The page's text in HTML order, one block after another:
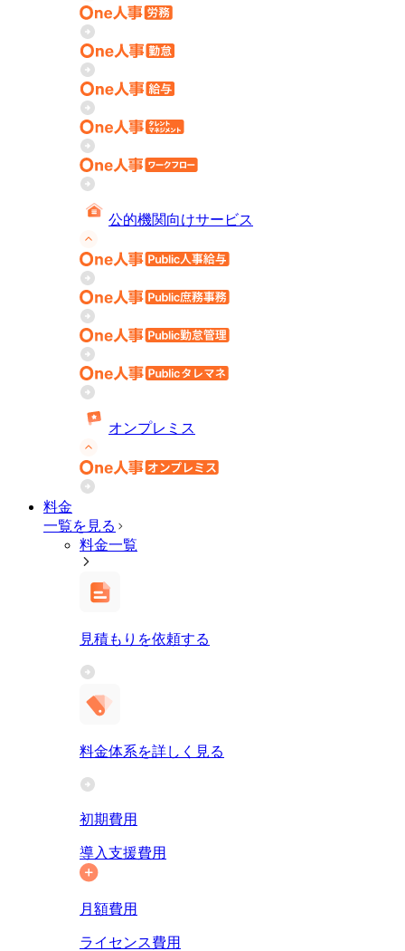
公的機関向けサービス
オンプレミス
料金
一覧を見る
料金一覧
見積もりを依頼する
料金体系を詳しく見る
初期費用
導入支援費用
月額費用
ライセンス費用